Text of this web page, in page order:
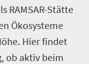
RAMSAR-Stätte
Ökosysteme
Hier findet
ob aktiv beim